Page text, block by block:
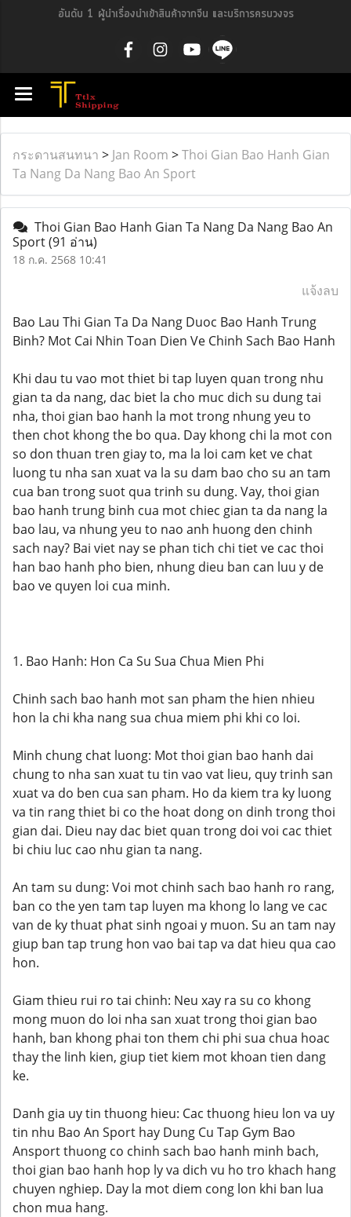
อันดับ 1 ผู้นำเรื่องนำเข้าสินค้าจากจีน และบริการครบวงจร
กระดานสนทนา > Jan Room >Thoi Gian Bao Hanh Gian
Ta Nang Da Nang Bao An Sport
Thoi Gian Bao Hanh Gian Ta Nang Da Nang Bao An
Sport(91 อ่าน)
18 ก.ค. 2568 10:41
แจ้งลบ
Bao Lau Thi Gian Ta Da Nang Duoc Bao Hanh Trung
Binh? Mot Cai Nhin Toan Dien Ve Chinh Sach Bao Hanh
Khi dau tu vao mot thiet bi tap luyen quan trong nhu
gian ta da nang, dac biet la cho muc dich su dung tai
nha, thoi gian bao hanh la mot trong nhung yeu to
then chot khong the bo qua. Day khong chi la mot con
so don thuan tren giay to, ma la loi cam ket ve chat
luong tu nha san xuat va la su dam bao cho su an tam
cua ban trong suot qua trinh su dung. Vay, thoi gian
bao hanh trung binh cua mot chiec gian ta da nang la
bao lau, va nhung yeu to nao anh huong den chinh
sach nay? Bai viet nay se phan tich chi tiet ve cac thoi
han bao hanh pho bien, nhung dieu ban can luu y de
bao ve quyen loi cua minh.
1. Bao Hanh: Hon Ca Su Sua Chua Mien Phi
Chinh sach bao hanh mot san pham the hien nhieu
hon la chi kha nang sua chua miem phi khi co loi.
Minh chung chat luong: Mot thoi gian bao hanh dai
chung to nha san xuat tu tin vao vat lieu, quy trinh san
xuat va do ben cua san pham. Ho da kiem tra ky luong
va tin rang thiet bi co the hoat dong on dinh trong thoi
gian dai. Dieu nay dac biet quan trong doi voi cac thiet
bi chiu luc cao nhu gian ta nang.
An tam su dung: Voi mot chinh sach bao hanh ro rang,
ban co the yen tam tap luyen ma khong lo lang ve cac
van de ky thuat phat sinh ngoai y muon. Su an tam nay
giup ban tap trung hon vao bai tap va dat hieu qua cao
hon.
Giam thieu rui ro tai chinh: Neu xay ra su co khong
mong muon do loi nha san xuat trong thoi gian bao
hanh, ban khong phai ton them chi phi sua chua hoac
thay the linh kien, giup tiet kiem mot khoan tien dang
ke.
Danh gia uy tin thuong hieu: Cac thuong hieu lon va uy
tin nhu Bao An Sport hay Dung Cu Tap Gym Bao
Ansport thuong co chinh sach bao hanh minh bach,
thoi gian bao hanh hop ly va dich vu ho tro khach hang
chuyen nghiep. Day la mot diem cong lon khi ban lua
chon mua hang.